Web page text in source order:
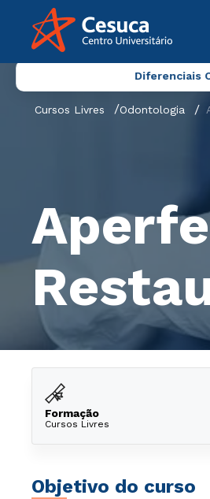
Diferenciais
Cursos Livres Odontologia
Formação
Cursos Livres
Objetivo do curso